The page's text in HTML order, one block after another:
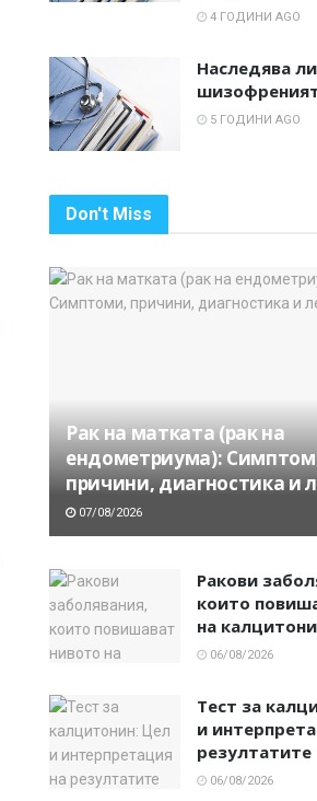
4 ГОДИНИ AGO
Наследява
5 ГОДИНИ AGO
Don't Miss
Рак на матката (рак на
ендометриума):
причини, диагностика и
07/08/2026
Ракови
които
на
06/08/2026
Тест за
и
резултатите
06/08/2026